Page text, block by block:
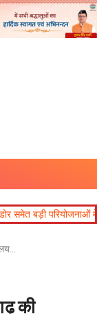
में तेजी लाने के निर्देश
की